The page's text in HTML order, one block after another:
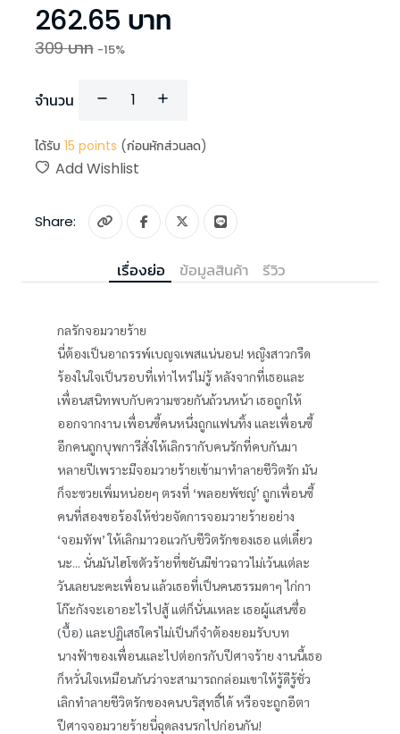
262.65 บาท
309บาท -15%
จำนวน
ได้รับ 15 points (ก่อนหักส่วนลด)
Add Wishlist
Share:
เรื่องย่อ ข้อมูลสินค้า รีวิว
กลรักจอมวายร้าย
นี่ต้องเป็นอาถรรพ์เบญจเพสแน่นอน! หญิงสาวกรีด
ร้องในใจเป็นรอบที่เท่าไหร่ไม่รู้ หลังจากที่เธอและ
เพื่อนสนิทพบกับความซวยกันถ้วนหน้า เธอถูกให้
ออกจากงาน เพื่อนซี้คนหนึ่งถูกแฟนทิ้ง และเพื่อนซี้
อีกคนถูกบุพการีสั่งให้เลิกรากับคนรักที่คบกันมา
หลายปีเพราะมีจอมวายร้ายเข้ามาทำลายชีวิตรัก มัน
ก็จะซวยเพิ่มหน่อยๆ ตรงที่ ‘พลอยพัชญ์’ ถูกเพื่อนซี้
คนที่สองขอร้องให้ช่วยจัดการจอมวายร้ายอย่าง
‘จอมทัพ’ ให้เลิกมาวอแวกับชีวิตรักของเธอ แต่เดี๋ยว
นะ... นั่นมันไฮโซตัวร้ายที่ขยันมีข่าวฉาวไม่เว้นแต่ละ
วันเลยนะคะเพื่อน แล้วเธอที่เป็นคนธรรมดาๆ ไก่กา
โก๊ะกังจะเอาอะไรไปสู้ แต่ก็นั่นแหละ เธอผู้แสนซื่อ
(บื้อ) และปฏิเสธใครไม่เป็นก็จำต้องยอมรับบท
นางฟ้าของเพื่อนและไปต่อกรกับปีศาจร้าย งานนี้เธอ
ก็หวั่นใจเหมือนกันว่าจะสามารถกล่อมเขาให้รู้ดีรู้ชั่ว
เลิกทำลายชีวิตรักของคนบริสุทธิ์ได้ หรือจะถูกอีตา
ปีศาจจอมวายร้ายนี่ฉุดลงนรกไปก่อนกัน!